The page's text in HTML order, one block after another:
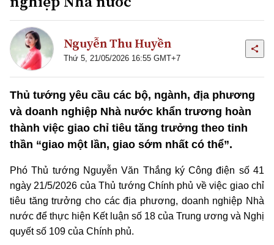
Nguyễn Thu Huyền
Thứ 5, 21/05/2026 16:55 GMT+7
Thủ tướng yêu cầu các bộ, ngành, địa phương
và doanh nghiệp Nhà nước khẩn trương hoàn
thành việc giao chỉ tiêu tăng trưởng theo tinh
thần “giao một lần, giao sớm nhất có thể”.
Phó Thủ tướng Nguyễn Văn Thắng ký Công điện số 41
ngày 21/5/2026 của Thủ tướng Chính phủ về việc giao chỉ
tiêu tăng trưởng cho các địa phương, doanh nghiệp Nhà
nước để thực hiện Kết luận số 18 của Trung ương và Nghị
quyết số 109 của Chính phủ.